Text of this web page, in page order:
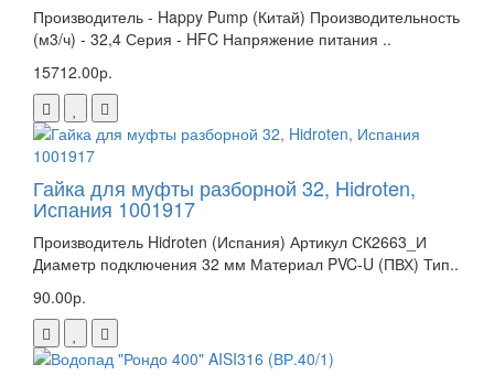
Производитель - Happy Pump (Китай) Производительность
(м3/ч) - 32,4 Серия - HFC Напряжение питания ..
15712.00р.
Гайка для муфты разборной 32, Hidroten,
Испания 1001917
Производитель Hidroten (Испания) Артикул СК2663_И
Диаметр подключения 32 мм Материал PVC-U (ПВХ) Тип..
90.00р.